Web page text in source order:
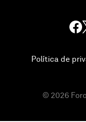
Política de
© 2026